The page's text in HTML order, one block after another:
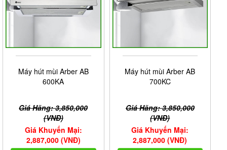
Máy hút mùi Arber AB
600KA
Giá Hãng: 3,850,000
(VNĐ)
Giá Khuyến Mại:
2,887,000 (VNĐ)
Máy hút mùi Arber AB
700KC
Giá Hãng: 3,850,000
(VNĐ)
Giá Khuyến Mại:
2,887,000 (VNĐ)